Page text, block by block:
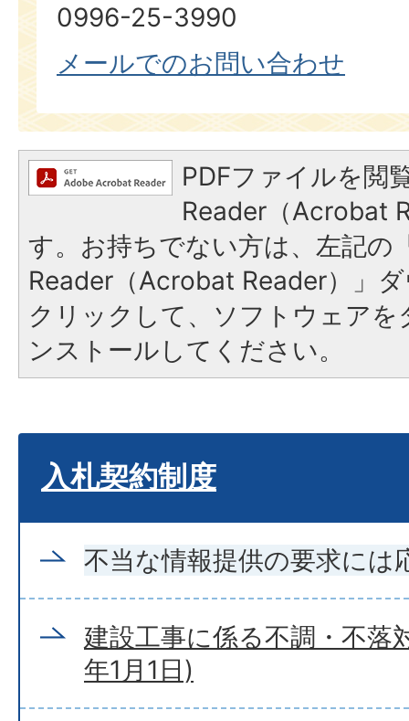
0996-25-3990
メールでのお問い合わせ
PDFファイルを閲
Reader（Acrobat
す。お持ちでない方は、左記の
Reader（Acrobat Reader）」
クリックして、ソフトウェア
ンストールしてください。
入札契約制度
不当な情報提供の要求には
建設工事に係る不調・不落
年1月1日)